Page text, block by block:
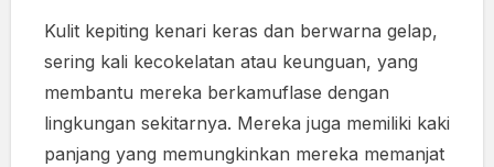
Kulit kepiting kenari keras dan berwarna gelap,
sering kali kecokelatan atau keunguan, yang
membantu mereka berkamuflase dengan
lingkungan sekitarnya. Mereka juga memiliki kaki
panjang yang memungkinkan mereka memanjat